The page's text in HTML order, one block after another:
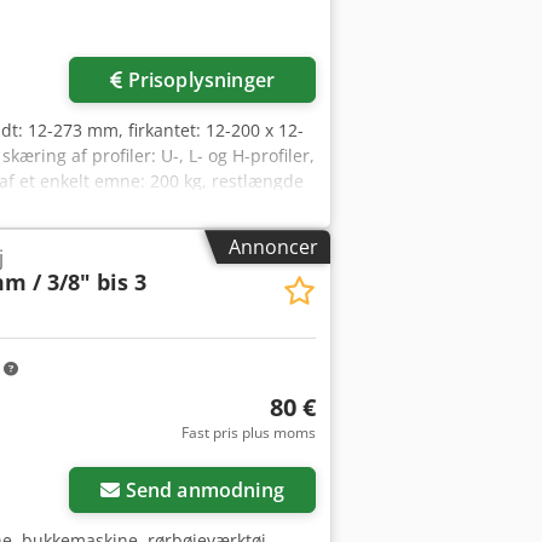
Prisoplysninger
12-273 mm, firkantet: 12-200 x 12-
af profiler: U-, L- og H-profiler,
et enkelt emne: 200 kg, restlængde
7100 mm, maks.
+/- 0,03 mm/m, maskinens
Laser, Raycus 3 kW,
gearkasse, Shimpo tandstang,
HSG, styresystem: HSG
Lanny (6 kW), vandkøler og
en inspektion på stedet er mulig.
Annoncer
/ 3/8" bis 3
80 €
Fast pris plus moms
Send anmodning